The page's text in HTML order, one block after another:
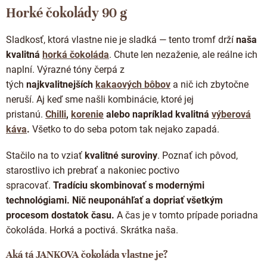
a
c
e
p
r
v
y
ý
p
s
u
Horké čokolády 90 g
Sladkosť, ktorá vlastne nie je sladká — tento tromf drží naša
kvalitná horká čokoláda. Chute len nezaženie, ale reálne ich
naplní. Výrazné tóny čerpá z
tých najkvalitnejších kakaových bôbov a nič ich zbytočne
neruší. Aj keď sme našli kombinácie, ktoré jej
pristanú. Chilli, korenie alebo napríklad kvalitná výberová
káva. Všetko to do seba potom tak nejako zapadá.
Stačilo na to vziať kvalitné suroviny. Poznať ich pôvod,
starostlivo ich prebrať a nakoniec poctivo
spracovať. Tradíciu skombinovať s modernými
technológiami. Nič neuponáhľať a dopriať všetkým
procesom dostatok času. A čas je v tomto prípade poriadna
čokoláda. Horká a poctivá. Skrátka naša.
Aká tá JANKOVA čokoláda vlastne je?